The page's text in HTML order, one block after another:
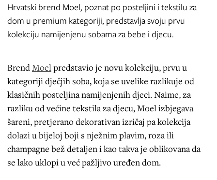
Hrvatski brend Moel, poznat po posteljini i tekstilu za
dom u premium kategoriji, predstavlja svoju prvu
kolekciju namijenjenu sobama za bebe i djecu.
BrendMoelpredstavio je novu kolekciju, prvu u
kategoriji dječjih soba, koja se uvelike razlikuje od
klasičnih posteljina namijenjenih djeci. Naime, za
razliku od većine tekstila za djecu, Moel izbjegava
šareni, pretjerano dekorativan izričaj pa kolekcija
dolazi u bijeloj boji s nježnim plavim, roza ili
champagne bež detaljen i kao takva je oblikovana da
se lako uklopi u već pažljivo uređen dom.